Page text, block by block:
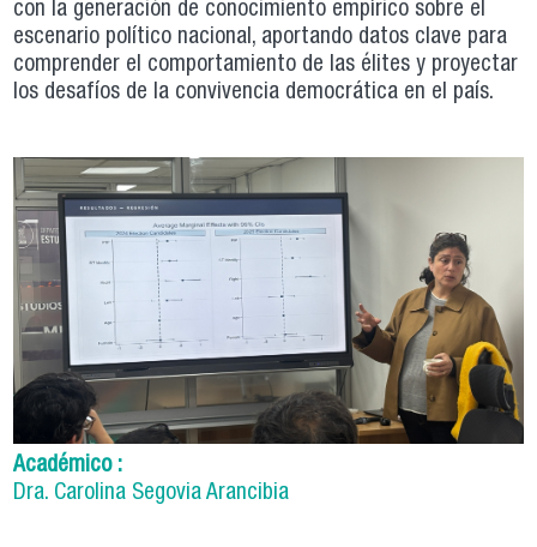
con la generación de conocimiento empírico sobre el
escenario político nacional, aportando datos clave para
comprender el comportamiento de las élites y proyectar
los desafíos de la convivencia democrática en el país.
Académico :
Dra. Carolina Segovia Arancibia